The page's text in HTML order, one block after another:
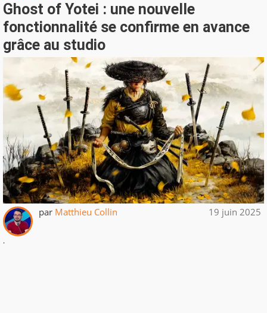
Ghost of Yotei : une nouvelle
fonctionnalité se confirme en avance
grâce au studio
par Matthieu Collin 19 juin 2025
.